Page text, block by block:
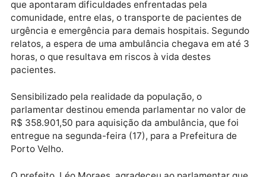
Publicidade
O deputado Ribeiro do Sinpol no ano passado
uma comissão de moradores da zona leste da capital
que apontaram dificuldades enfrentadas pela
urgência e emergência para demais hospitais.
relatos, a espera de uma ambulância chegava em
horas, o que resultava em riscos à vida destes
pacientes.
Sensibilizado pela realidade da população, o